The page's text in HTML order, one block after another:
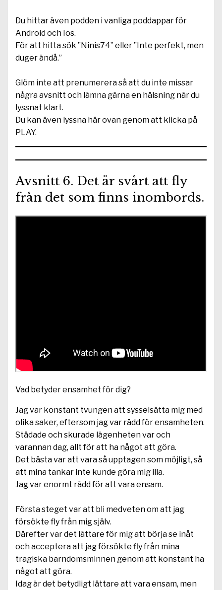
Du hittar även podden i vanliga poddappar för
Android och Ios.
För att hitta sök ”Ninis74” eller ”Inte perfekt, men
duger ändå.”
Glöm inte att prenumerera så att du inte missar
några avsnitt och lämna gärna en hälsning när du
lyssnat klart.
Du kan även lyssna här ovan genom att klicka på
PLAY.
Avsnitt 6. Det är svårt att fly
från det som finns inombords.
Vad betyder ensamhet för dig?
Jag var konstant tvungen att sysselsätta mig med
olika saker, eftersom jag var rädd för ensamheten.
Städade och skurade lägenheten var och
varannan dag, allt för att ha något att göra.
Det bästa var att vara så upptagen som möjligt, så
att mina tankar inte kunde göra mig illa.
Jag var enormt rädd för att vara ensam.
Första steget var att bli medveten om att jag
försökte fly från mig själv.
Därefter var det lättare för mig att börja se inåt
och acceptera att jag försökte fly från mina
tragiska barndomsminnen genom att konstant ha
något att göra.
Idag är det betydligt lättare att vara ensam, men